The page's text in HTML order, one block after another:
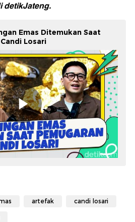
detikJateng.
Emas Ditemukan Saat
Losari
artefak candi losari